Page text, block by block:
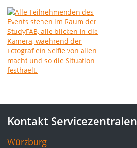
Kontakt Servicezentralen
Würzburg